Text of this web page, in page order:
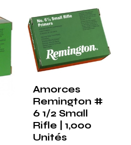
Amorces
Remington #
6 1/2 Small
Rifle | 1,000
Unités